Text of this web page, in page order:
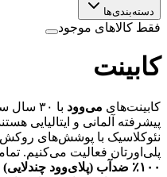
دسته‌بندی‌ها
فقط کالاهای موجود
کابینت
کابینت‌های می‌وود
با ۳۰
پیشرفته آلمانی و ایتالیایی
نئوکلاسیک با پوشش‌های
پلی‌اورتان فعالیت می‌کنیم.
۱۰۰٪ ضدآب (پلای‌وود چندلایی)